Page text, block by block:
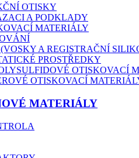
OTISKY
A PODKLADY
MATERIÁLY
A REGISTRAČNÍ
PROSTŘEDKY
OTISKOVACÍ
OTISKOVACÍ
MATERIÁLY